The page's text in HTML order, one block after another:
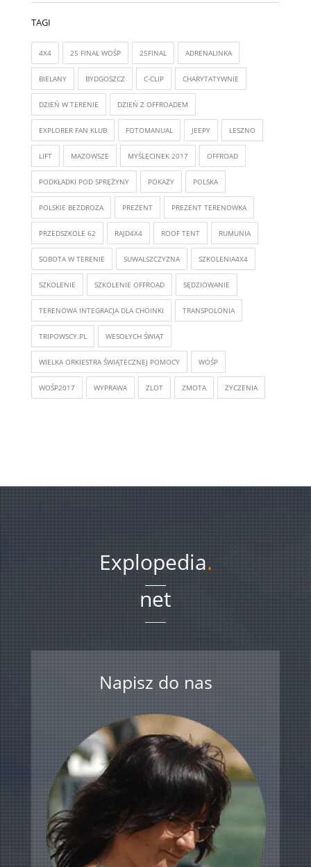
TAGI
4X4 25 FINAŁ WOŚP 25FINAL ADRENALINKA
BIELANY BYDGOSZCZ C-CLIP CHARYTATYWNIE
DZIEŃ W TERENIE DZIEŃ Z OFFROADEM
EXPLORER FAN KLUB FOTOMANUAL JEEPY LESZNO
LIFT MAZOWSZE MYŚLĘCINEK 2017 OFFROAD
PODKŁADKI POD SPRĘŻYNY POKAZY POLSKA
POLSKIE BEZDROZA PREZENT PREZENT TERENOWKA
PRZEDSZKOLE 62 RAJD4X4 ROOF TENT RUMUNIA
SOBOTA W TERENIE SUWALSZCZYZNA SZKOLENIA4X4
SZKOLENIE SZKOLENIE OFFROAD SĘDZIOWANIE
TERENOWA INTEGRACJA DLA CHOINKI TRANSPOLONIA
TRIPOWSCY.PL WESOŁYCH ŚWIĄT
WIELKA ORKIESTRA ŚWIĄTECZNEJ POMOCY WOŚP
WOŚP2017 WYPRAWA ZLOT ZMOTA ŻYCZENIA
Explopedia.
net
Napisz do nas